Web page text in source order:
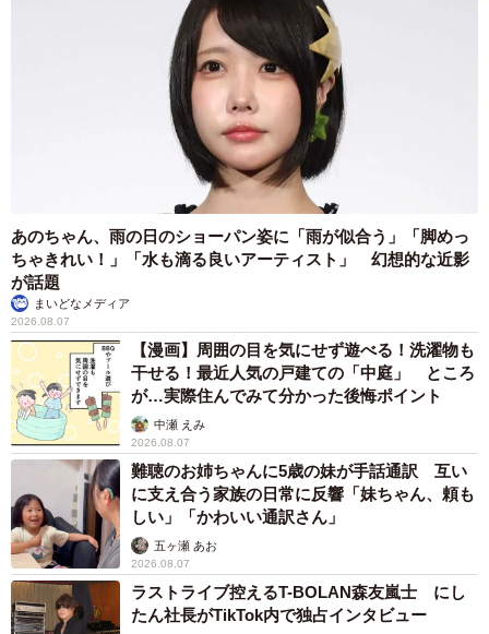
が、出産時のメスは長ければ半年間、絶食状態で子どもを
5/10
ユキ（左）と豪太の同居初日。いきなりイチャイチャはしませんが悪く
はない雰囲気。ここからすべてが始まったのです（2020年4月6日、男鹿
水族館GAO提供）
あのちゃん、雨の日のショーパン姿に「雨が似合う」「脚めっ
ちゃきれい！」「水も滴る良いアーティスト」 幻想的な近影
が話題
まいどなメディア
2026.08.07
【漫画】周囲の目を気にせず遊べる！洗濯物も
干せる！最近人気の戸建ての「中庭」 ところ
が…実際住んでみて分かった後悔ポイント
中瀬 えみ
2026.08.07
難聴のお姉ちゃんに5歳の妹が手話通訳 互い
に支え合う家族の日常に反響「妹ちゃん、頼も
しい」「かわいい通訳さん」
五ヶ瀬 あお
2026.08.07
ラストライブ控えるT-BOLAN森友嵐士 にし
たん社長がTikTok内で独占インタビュー